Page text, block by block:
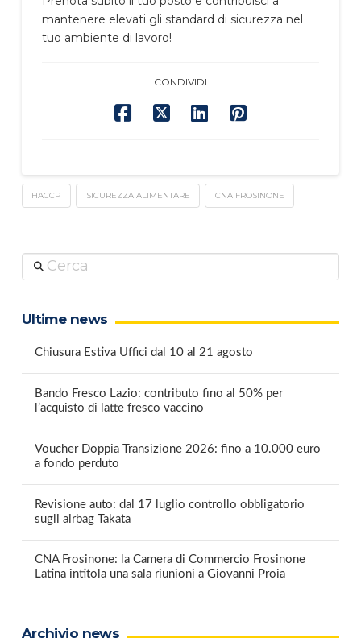
mantenere elevati gli standard di sicurezza nel
tuo ambiente di lavoro!
CONDIVIDI
HACCP SICUREZZA ALIMENTARE CNA FROSINONE
Cerca
Ultime news
Chiusura Estiva Uffici dal 10 al 21 agosto
Bando Fresco Lazio: contributo fino al 50% per
l’acquisto di latte fresco vaccino
Voucher Doppia Transizione 2026: fino a 10.000 euro
a fondo perduto
Revisione auto: dal 17 luglio controllo obbligatorio
sugli airbag Takata
CNA Frosinone: la Camera di Commercio Frosinone
Latina intitola una sala riunioni a Giovanni Proia
Archivio news